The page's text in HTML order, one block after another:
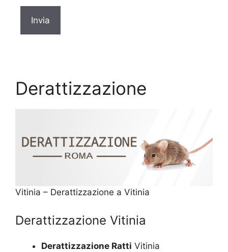
Derattizzazione
Vitinia – Derattizzazione a Vitinia
Derattizzazione Vitinia
Derattizzazione Ratti Vitinia